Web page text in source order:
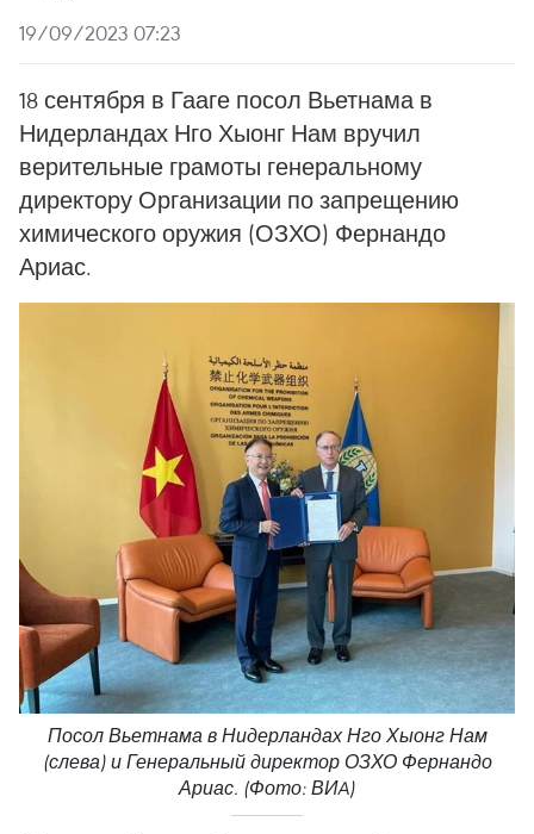
19/09/2023 07:23
18 сентября в Гааге посол Вьетнама в
Нидерландах Нго Хыонг Нам вручил
верительные грамоты генеральному
директору Организации по запрещению
химического оружия (ОЗХО) Фернандо
Ариас.
Посол Вьетнама в Нидерландах Нго Хыонг Нам
(слева) и Генеральный директор ОЗХО Фернандо
Ариас. (Фото: ВИA)